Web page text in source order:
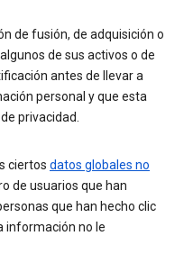
de fusión, de adquisición o
de sus activos o de
antes de llevar a
personal y que esta
privacidad.
ciertos datos globales no
de usuarios que han
que han hecho clic
información no le